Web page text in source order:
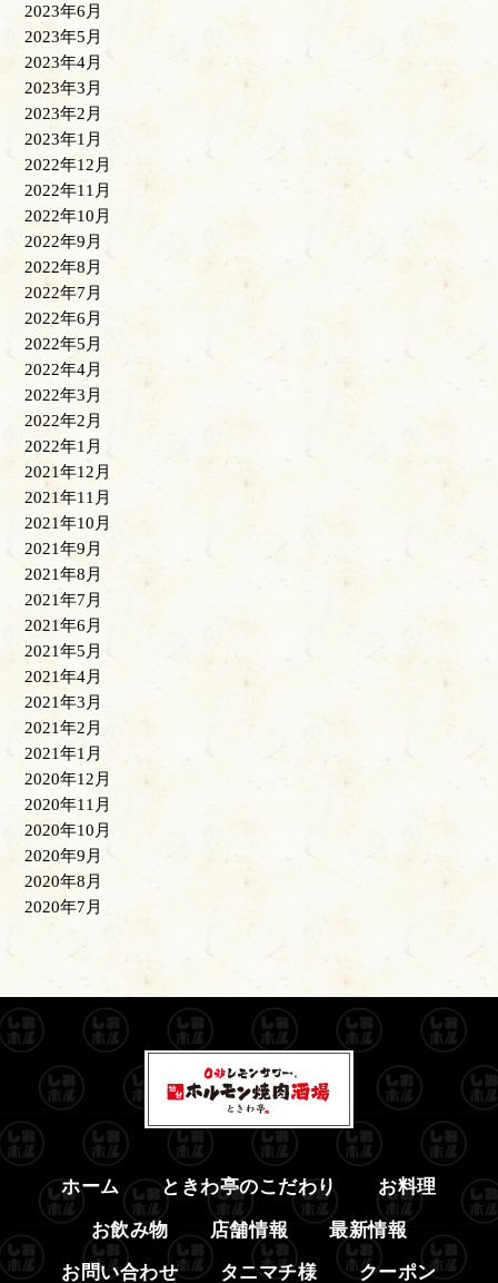
2023年6月
2023年5月
2023年4月
2023年3月
2023年2月
2023年1月
2022年12月
2022年11月
2022年10月
2022年9月
2022年8月
2022年7月
2022年6月
2022年5月
2022年4月
2022年3月
2022年2月
2022年1月
2021年12月
2021年11月
2021年10月
2021年9月
2021年8月
2021年7月
2021年6月
2021年5月
2021年4月
2021年3月
2021年2月
2021年1月
2020年12月
2020年11月
2020年10月
2020年9月
2020年8月
2020年7月
ホーム ときわ亭のこだわり お料理
お飲み物 店舗情報 最新情報
お問い合わせ タニマチ様 クーポン